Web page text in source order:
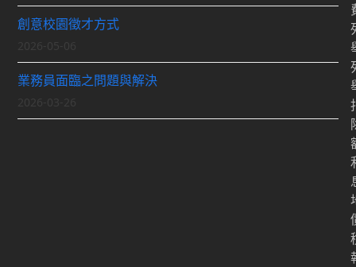
創意校園徵才方式
業務員面臨之問題與解決